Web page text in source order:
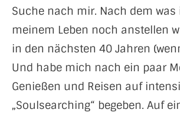
Suche nach mir. Nach dem
meinem Leben noch anstellen
in den nächsten 40 Jahren
Und habe mich nach ein paar
Genießen und Reisen auf
„Soulsearching“ begeben. Auf